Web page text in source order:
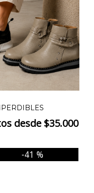
desde $35.000
-41 %